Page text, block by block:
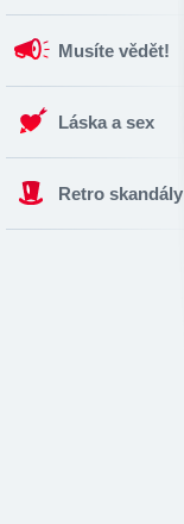
Musíte vědět!
Láska a sex
Retro skandály